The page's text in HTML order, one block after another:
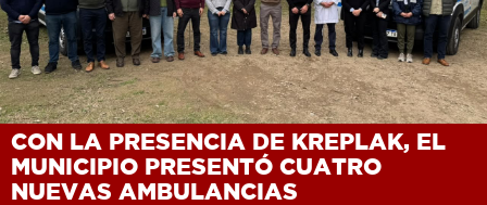
CON LA PRESENCIA DE KREPLAK, EL
MUNICIPIO PRESENTÓ CUATRO
NUEVAS AMBULANCIAS